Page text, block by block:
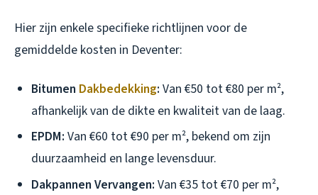
Hier zijn enkele specifieke richtlijnen voor de
gemiddelde kosten in Deventer:
Bitumen Dakbedekking: Van €50 tot €80 per m²,
afhankelijk van de dikte en kwaliteit van de laag.
EPDM: Van €60 tot €90 per m², bekend om zijn
duurzaamheid en lange levensduur.
Dakpannen Vervangen: Van €35 tot €70 per m²,